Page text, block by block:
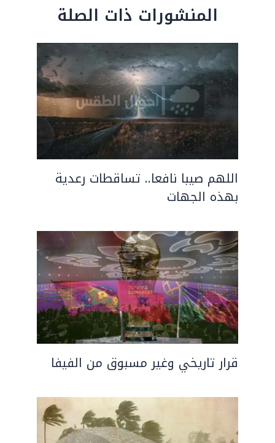
المنشورات ذات الصلة
اللهم صيبا نافعا.. تساقطات رعدية
بهذه الجهات
قرار تاريخي وغير مسبوق من الفيفا